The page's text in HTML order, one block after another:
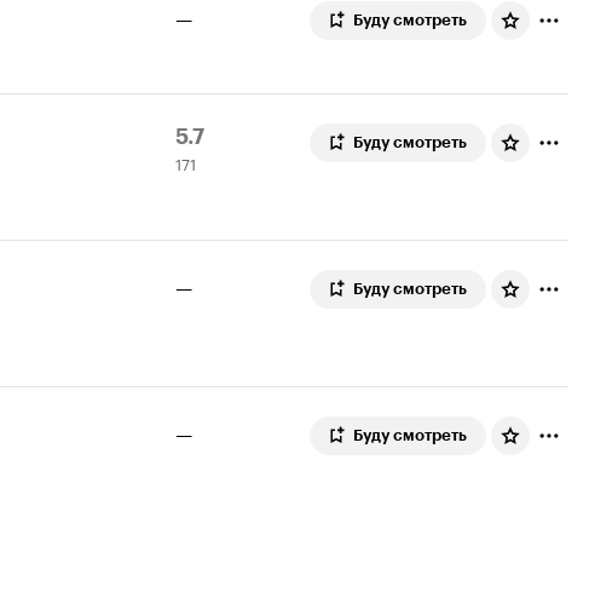
— Буду смотреть
Рейтинг
Кинопоиска
5.7
171
оценка
171
Буду смотреть
— Буду смотреть
— Буду смотреть